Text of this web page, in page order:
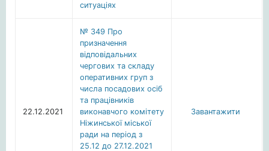
ситуаціях
22.12.2021
№ 349 Про
призначення
відповідальних
чергових та складу
оперативних груп з
числа посадових осіб
та працівників
виконавчого комітету
Ніжинської міської
ради на період з
25.12 до 27.12.2021
Завантажити